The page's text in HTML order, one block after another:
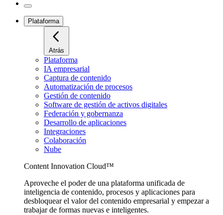
Plataforma
Atrás
Plataforma
IA empresarial
Captura de contenido
Automatización de procesos
Gestión de contenido
Software de gestión de activos digitales
Federación y gobernanza
Desarrollo de aplicaciones
Integraciones
Colaboración
Nube
Content Innovation Cloud™
Aproveche el poder de una plataforma unificada de
inteligencia de contenido, procesos y aplicaciones para
desbloquear el valor del contenido empresarial y empezar a
trabajar de formas nuevas e inteligentes.